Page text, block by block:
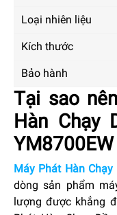
Loại nhiên liệu
Kích thước
Bảo hành
Tại sao
Hàn Chạy
YM8700EW
Máy Phát Hàn
dòng sản phẩm
lượng được khẳng